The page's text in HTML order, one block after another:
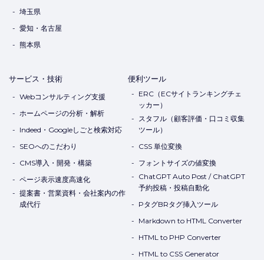
埼玉県
愛知・名古屋
熊本県
サービス・技術
Webコンサルティング支援
ホームページの分析・解析
Indeed・Googleしごと検索対応
SEOへのこだわり
CMS導入・開発・構築
ページ表示速度高速化
提案書・営業資料・会社案内の作
成代行
便利ツール
ERC（ECサイトランキングチェ
ッカー）
スタフル（顧客評価・口コミ収集
ツール）
CSS 単位変換
フォントサイズの値変換
ChatGPT Auto Post / ChatGPT
予約投稿・投稿自動化
PタグBRタグ挿入ツール
Markdown to HTML Converter
HTML to PHP Converter
HTML to CSS Generator